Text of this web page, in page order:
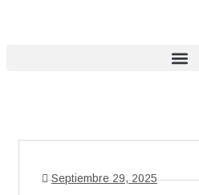
Septiembre 29, 2025